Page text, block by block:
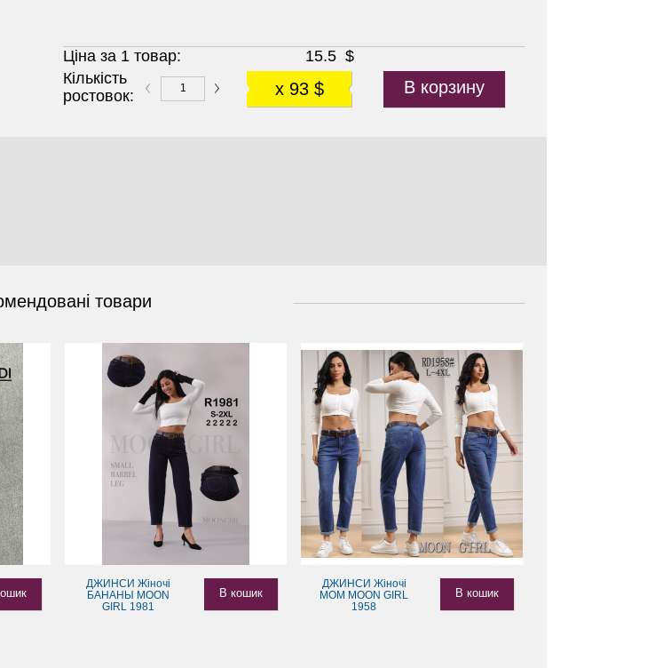
Кількість
ростовок:
x 93 $ В корзину
Ціна за 1 товар: 15.5 $
товари
ДЖИНСИ Жіночі
БАНАНЫ MOON
GIRL 1981
В кошик
ДЖИНСИ Жіночі
MOM MOON GIRL
1958
В кошик